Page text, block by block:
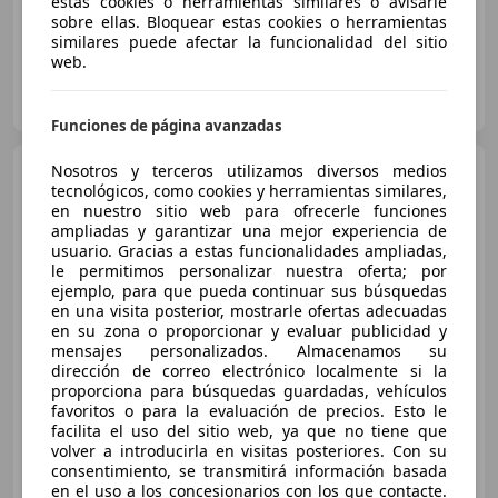
Citroen C4 Picasso 1.2
PureTech S&S Live 130
€ 8.290
Preciojusto
04/2017 139.237 km Gasolina
96 kW (131 CV)
¡STOCK FUERA! Hasta -45% dto sobre financiación!
CLICARS MADRID
ES-28021 MADRID
sobre ellas. Bloquear estas cookies o herramientas
similares puede afectar la funcionalidad del sitio
web.
Funciones de página avanzadas
Nosotros y terceros utilizamos diversos medios
tecnológicos, como cookies y herramientas similares,
en nuestro sitio web para ofrecerle funciones
ampliadas y garantizar una mejor experiencia de
usuario. Gracias a estas funcionalidades ampliadas,
le permitimos personalizar nuestra oferta; por
ejemplo, para que pueda continuar sus búsquedas
en una visita posterior, mostrarle ofertas adecuadas
en su zona o proporcionar y evaluar publicidad y
mensajes personalizados. Almacenamos su
dirección de correo electrónico localmente si la
proporciona para búsquedas guardadas, vehículos
favoritos o para la evaluación de precios. Esto le
facilita el uso del sitio web, ya que no tiene que
volver a introducirla en visitas posteriores. Con su
consentimiento, se transmitirá información basada
en el uso a los concesionarios con los que contacte.